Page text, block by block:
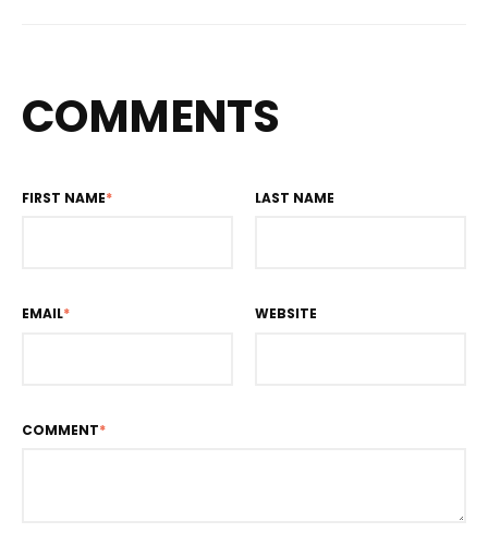
COMMENTS
FIRST NAME* LAST NAME
EMAIL* WEBSITE
COMMENT*